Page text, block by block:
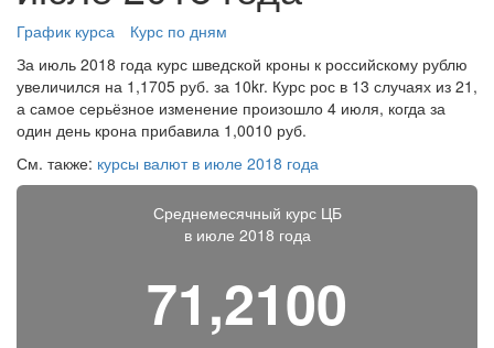
График курса
Курс по дням
За июль 2018 года курс шведской кроны к российскому рублю
увеличился на 1,1705 руб. за 10kr. Курс рос в 13 случаях из 21,
а самое серьёзное изменение произошло 4 июля, когда за
один день крона прибавила 1,0010 руб.
См. также: курсы валют в июле 2018 года
Среднемесячный курс ЦБ
в июле 2018 года
71,2100